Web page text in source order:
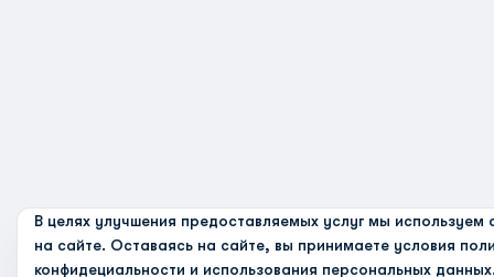
В целях улучшения предоставляемых услуг мы используем
на сайте. Оставаясь на сайте, вы принимаете условия
конфидециальности и использования персональных